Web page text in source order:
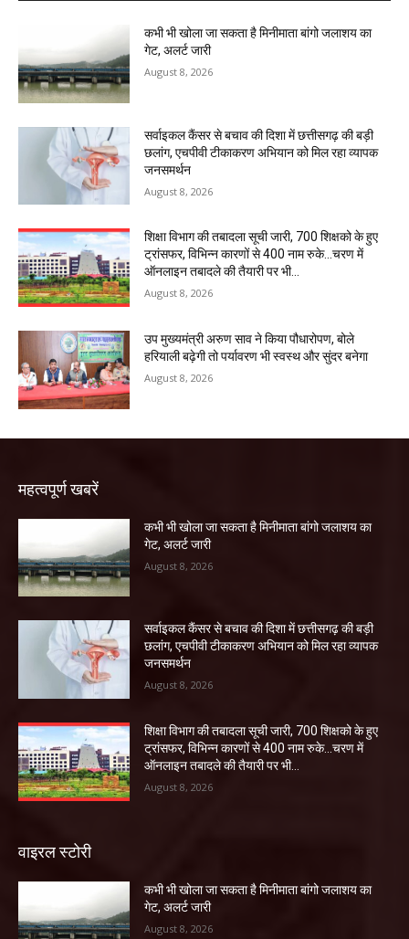
कभी भी खोला जा सकता है मिनीमाता बांगो जलाशय का
गेट, अलर्ट जारी
August 8, 2026
सर्वाइकल कैंसर से बचाव की दिशा में छत्तीसगढ़ की बड़ी
छलांग, एचपीवी टीकाकरण अभियान को मिल रहा व्यापक
जनसमर्थन
August 8, 2026
शिक्षा विभाग की तबादला सूची जारी, 700 शिक्षको के हुए
ट्रांसफर, विभिन्न कारणों से 400 नाम रुके…चरण में
ऑनलाइन तबादले की तैयारी पर भी...
August 8, 2026
उप मुख्यमंत्री अरुण साव ने किया पौधारोपण, बोले
हरियाली बढ़ेगी तो पर्यावरण भी स्वस्थ और सुंदर बनेगा
August 8, 2026
महत्वपूर्ण खबरें
कभी भी खोला जा सकता है मिनीमाता बांगो जलाशय का
गेट, अलर्ट जारी
August 8, 2026
सर्वाइकल कैंसर से बचाव की दिशा में छत्तीसगढ़ की बड़ी
छलांग, एचपीवी टीकाकरण अभियान को मिल रहा व्यापक
जनसमर्थन
August 8, 2026
शिक्षा विभाग की तबादला सूची जारी, 700 शिक्षको के हुए
ट्रांसफर, विभिन्न कारणों से 400 नाम रुके…चरण में
ऑनलाइन तबादले की तैयारी पर भी...
August 8, 2026
वाइरल स्टोरी
कभी भी खोला जा सकता है मिनीमाता बांगो जलाशय का
गेट, अलर्ट जारी
August 8, 2026